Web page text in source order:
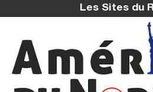
Les Sites du